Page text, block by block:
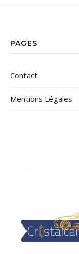
PAGES
Contact
Mentions Légales